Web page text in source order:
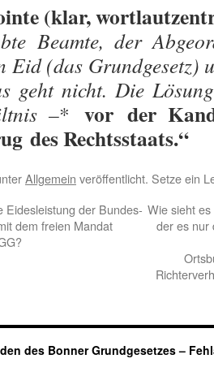
(klar,
Beamte, der
Eid (das Grundgesetz)
geht nicht. Die
–* vor der
des Rechtsstaats.“
Allgemein veröffentlicht. Setze ein
Eidesleistung der Bundes-
dem freien Mandat
Wie sieht
der es nur
des Bonner Grundgesetzes –